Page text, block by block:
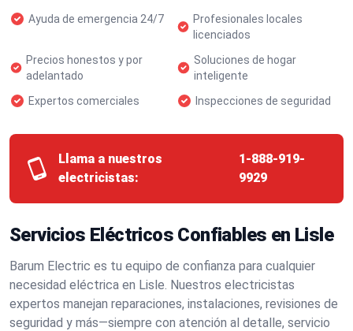
Ayuda de emergencia 24/7
Profesionales locales
licenciados
Precios honestos y por
adelantado
Soluciones de hogar
inteligente
Expertos comerciales
Inspecciones de seguridad
Llama a nuestros
electricistas:
1-888-919-
9929
Servicios Eléctricos Confiables en Lisle
Barum Electric es tu equipo de confianza para cualquier
necesidad eléctrica en Lisle. Nuestros electricistas
expertos manejan reparaciones, instalaciones, revisiones de
seguridad y más—siempre con atención al detalle, servicio